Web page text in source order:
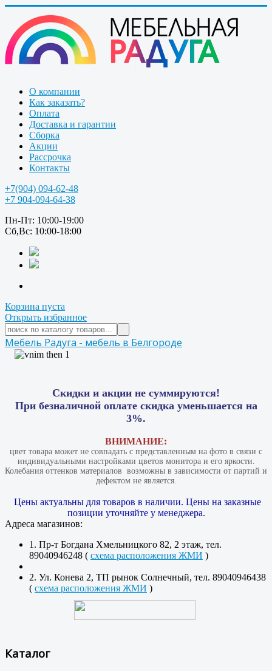
О компании
Как заказать?
Оплата
Доставка и гарантии
Сборка
Акции
Рассрочка
Контакты
+7(904) 094-62-48
+7 904-094-64-38
Пн-Пт: 10:00-19:00
Сб,Вс: 10:00-18:00
Корзина пуста
Открыть избранное
Мебель Радуга - мебель в Белгороде
Скидки и акции не суммируются!
При безналичной оплате скидка уменьшается на
3%.
ВНИМАНИЕ:
цвет товара может не совпадать с представленным на фото в связи с
индивидуальными настройками цветов монитора и его яркости.
Колебания оттенков материалов​ ​ возможны в зависимости от партий и
дефектом не является.
Цены актуальны для товаров в наличии. Цены на заказные
позиции уточняйте у менеджера.
Адреса магазинов:
1. Пр-т Богдана Хмельницкого 82, 2 этаж, тел.
89040946248 ( схема расположения ЖМИ )
2. Ул. Конева 2, ТП рынок Солнечный, тел. 89040946438
( схема расположения ЖМИ )
Каталог